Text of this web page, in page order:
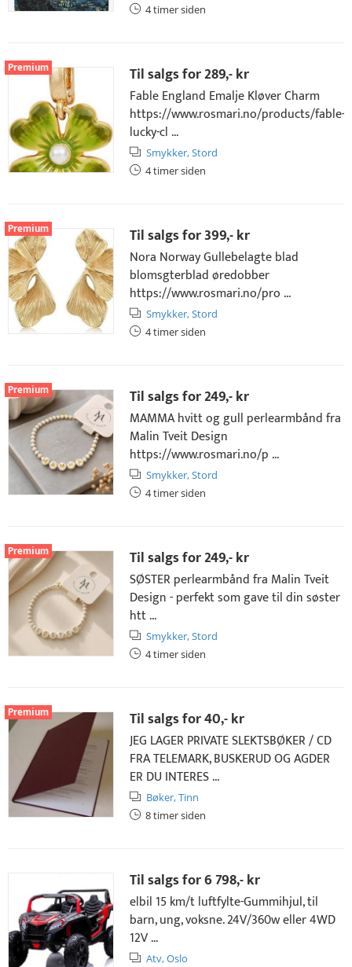
4 timer siden
Premium Til salgs for289,- kr
Fable England Emalje Kløver Charm
https://www.rosmari.no/products/fable-
lucky-cl ...
Smykker,Stord
4 timer siden
Premium Til salgs for399,- kr
Nora Norway Gullebelagte blad
blomsgterblad øredobber
https://www.rosmari.no/pro ...
Smykker,Stord
4 timer siden
Premium Til salgs for249,- kr
MAMMA hvitt og gull perlearmbånd fra
Malin Tveit Design
https://www.rosmari.no/p ...
Smykker,Stord
4 timer siden
Premium Til salgs for249,- kr
SØSTER perlearmbånd fra Malin Tveit
Design - perfekt som gave til din søster
htt ...
Smykker,Stord
4 timer siden
Premium Til salgs for40,- kr
JEG LAGER PRIVATE SLEKTSBØKER / CD
FRA TELEMARK, BUSKERUD OG AGDER
ER DU INTERES ...
Bøker,Tinn
8 timer siden
Til salgs for6 798,- kr
elbil 15 km/t luftfylte-Gummihjul, til
barn, ung, voksne. 24V/360w eller 4WD
12V ...
Atv,Oslo